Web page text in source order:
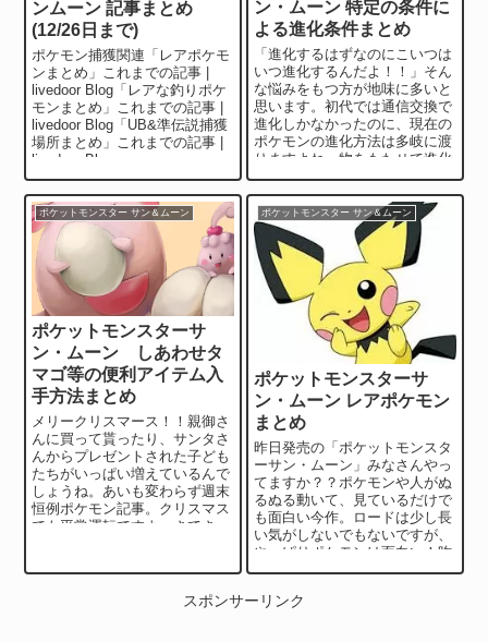
ンムーン 記事まとめ
(12/26日まで)
ポケモン捕獲関連「レアポケモ
ンまとめ」これまでの記事 |
livedoor Blog「レアな釣りポケ
モンまとめ」これまでの記事 |
livedoor Blog「UB&準伝説捕獲
場所まとめ」これまでの記事 |
livedoor Blo...
ン・ムーン 特定の条件に
よる進化条件まとめ
「進化するはずなのにこいつは
いつ進化するんだよ！！」そん
な悩みをもつ方が地味に多いと
思います。初代では通信交換で
進化しかなかったのに、現在の
ポケモンの進化方法は多岐に渡
りますよね。物をもたせて進化
ならまだしも技を覚えさせた
り、特定の場所で進...
ポケットモンスター サン＆ムーン
ポケットモンスターサ
ン・ムーン しあわせタ
マゴ等の便利アイテム入
手方法まとめ
メリークリスマース！！親御さ
んに買って貰ったり、サンタさ
んからプレゼントされた子ども
たちがいっぱい増えているんで
しょうね。あいも変わらず週末
恒例ポケモン記事。クリスマス
でも平常運転ですよ。さてさ
ポケットモンスター サン＆ムーン
ポケットモンスターサ
ン・ムーン レアポケモン
まとめ
昨日発売の「ポケットモンスタ
ーサン・ムーン」みなさんやっ
てますか？？ポケモンや人がぬ
るぬる動いて、見ているだけで
も面白い今作。ロードは少し長
い気がしないでもないですが、
やっぱりポケモンは面白い！昨
日から生放送をしながらゆっく
スポンサーリンク